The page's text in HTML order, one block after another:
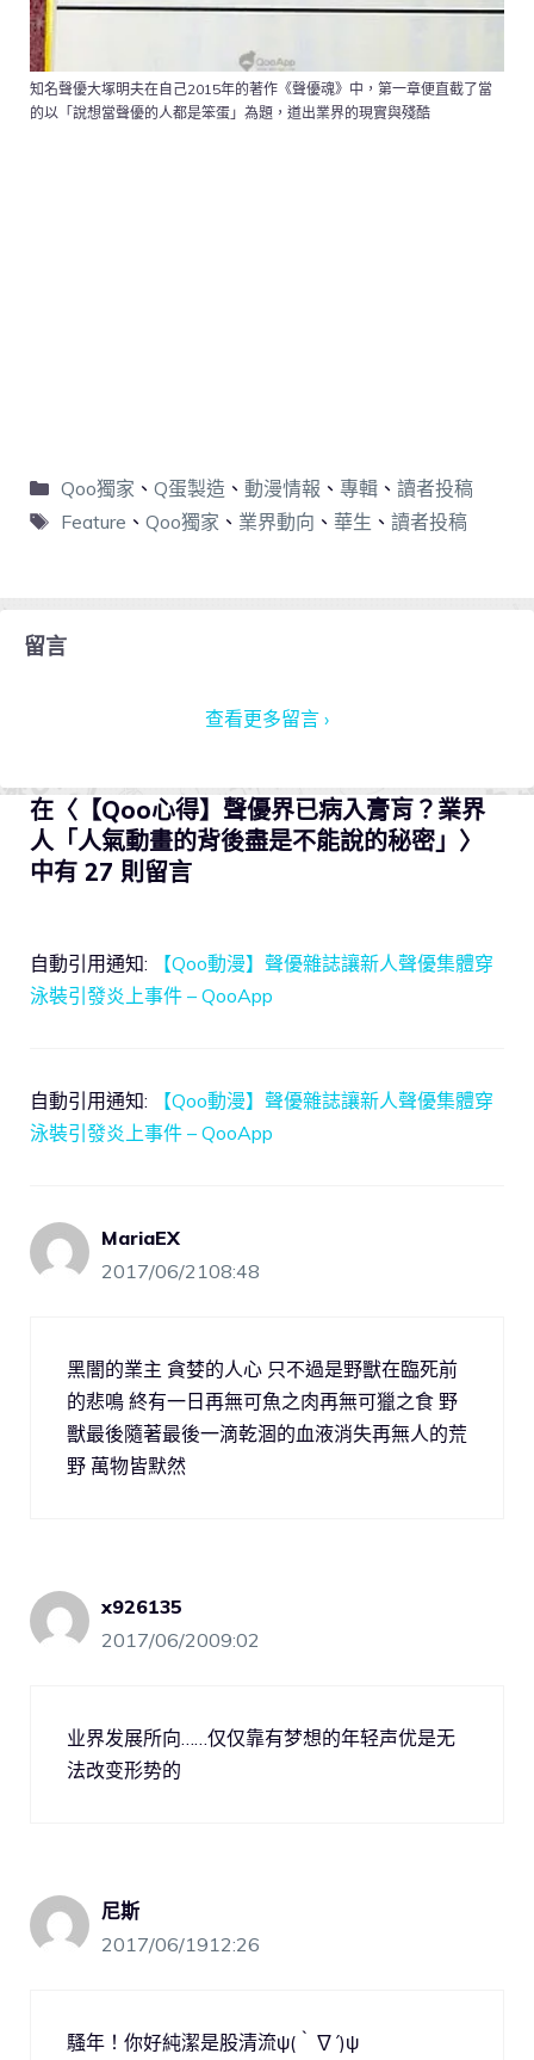
知名聲優大塚明夫在自己2015年的著作《聲優魂》中，第一章便直截了當
的以「說想當聲優的人都是笨蛋」為題，道出業界的現實與殘酷
Qoo獨家 、 Q蛋製造 、 動漫情報 、 專輯、 讀者投稿
Feature 、 Qoo獨家 、 業界動向 、 華生 、 讀者投稿
留言
查看更多留言 ›
在〈【Qoo心得】聲優界已病入膏肓？業界
人「人氣動畫的背後盡是不能說的秘密」〉
中有 27 則留言
自動引用通知:
【Qoo動漫】聲優雜誌讓新人聲優集體穿
泳裝引發炎上事件 – QooApp
自動引用通知:
【Qoo動漫】聲優雜誌讓新人聲優集體穿
泳裝引發炎上事件 – QooApp
MariaEX
2017/06/2108:48
黑闇的業主 貪婪的人心 只不過是野獸在臨死前
的悲鳴 終有一日再無可魚之肉再無可獵之食 野
獸最後隨著最後一滴乾涸的血液消失再無人的荒
野 萬物皆默然
x926135
2017/06/2009:02
业界发展所向……仅仅靠有梦想的年轻声优是无
法改变形势的
尼斯
2017/06/1912:26
騷年！你好純潔是股清流ψ(｀∇´)ψ